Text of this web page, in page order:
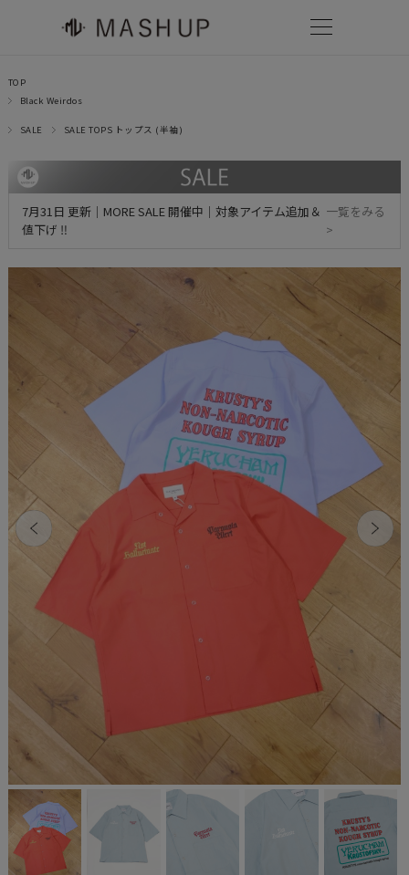
TOP
Black Weirdos
SALE SALE TOPS トップス (半袖)
7月31日 更新｜MORE SALE 開催中｜対象アイテム追加＆
値下げ ‼
一覧をみる
>